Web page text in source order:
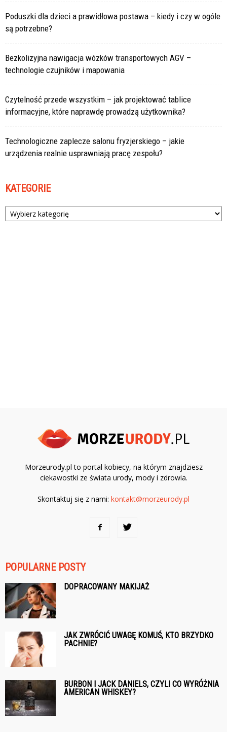
Poduszki dla dzieci a prawidłowa postawa – kiedy i czy w ogóle
są potrzebne?
Bezkolizyjna nawigacja wózków transportowych AGV –
technologie czujników i mapowania
Czytelność przede wszystkim – jak projektować tablice
informacyjne, które naprawdę prowadzą użytkownika?
Technologiczne zaplecze salonu fryzjerskiego – jakie
urządzenia realnie usprawniają pracę zespołu?
KATEGORIE
Kategorie
Morzeurody.pl to portal kobiecy, na którym znajdziesz
ciekawostki ze świata urody, mody i zdrowia.
Skontaktuj się z nami: kontakt@morzeurody.pl
POPULARNE POSTY
DOPRACOWANY MAKIJAŻ
JAK ZWRÓCIĆ UWAGĘ KOMUŚ, KTO BRZYDKO
PACHNIE?
BURBON I JACK DANIELS, CZYLI CO WYRÓŻNIA
AMERICAN WHISKEY?